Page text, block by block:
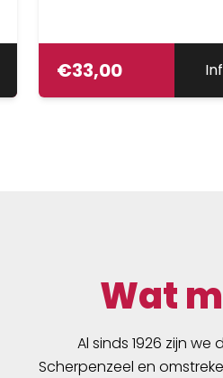
€33,00
Wat
Al sinds 1926 zijn
Scherpenzeel en